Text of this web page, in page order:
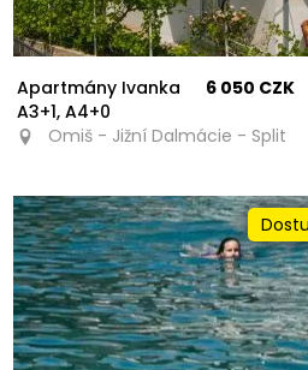
Apartmány Ivanka
A3+1, A4+0
6 050 CZK
Omiš - Jižní Dalmácie - Split